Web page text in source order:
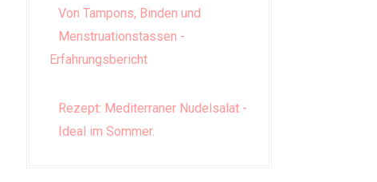
Von Tampons, Binden und
Menstruationstassen -
Erfahrungsbericht
Rezept: Mediterraner Nudelsalat -
Ideal im Sommer.